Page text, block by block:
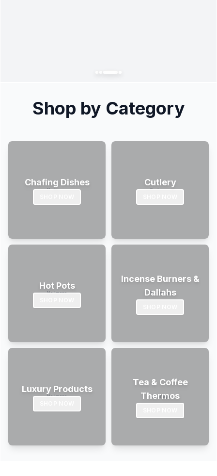
Shop by Category
Chafing Dishes Cutlery
Hot Pots
Incense Burners &
Dallahs
Luxury Products
Tea & Coffee
Thermos